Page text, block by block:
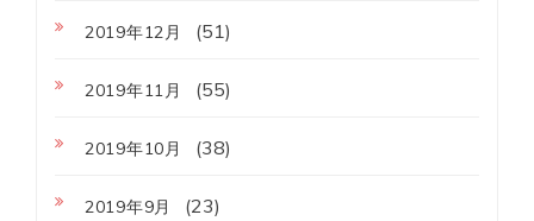
2019年12月 (51)
2019年11月 (55)
2019年10月 (38)
2019年9月 (23)